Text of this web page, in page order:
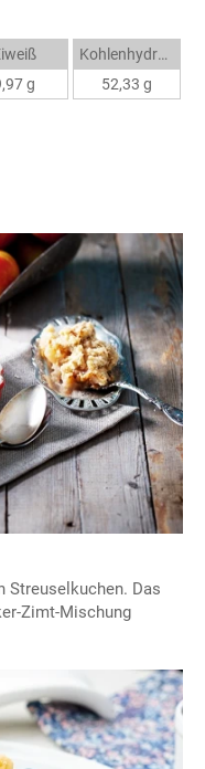
g
Kohlenhydrate
52,33 g
Streuselkuchen. Das
Zimt-Mischung